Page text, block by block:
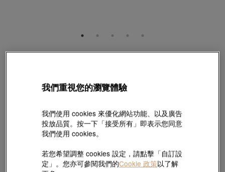
款號 # 89955K-18KW-DD
HK$9,000
找不到適合的尺寸?請點擊這裡!
我們重視您的瀏覽體驗
我們使用 cookies 來優化網站功能、以及廣告
投放品質。按一下「接受所有」即表示您同意
我們使用 cookies。
若您希望調整 cookies 設定，請點擊「自訂設
定」。您亦可參閱我們的Cookie 政策以了解